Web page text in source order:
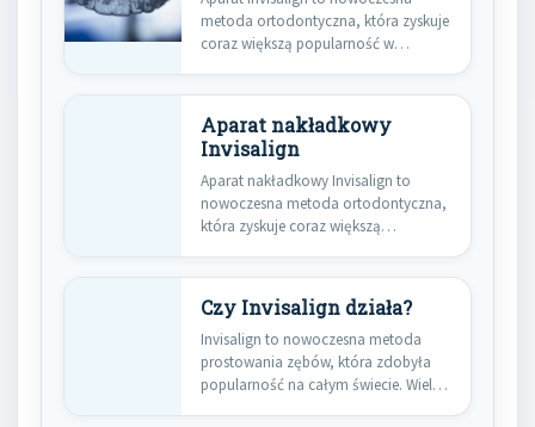
metoda ortodontyczna, która zyskuje
coraz większą popularność w
Aparat nakładkowy
Invisalign
Aparat nakładkowy Invisalign to
nowoczesna metoda ortodontyczna,
która zyskuje coraz większą
Czy Invisalign działa?
Invisalign to nowoczesna metoda
prostowania zębów, która zdobyła
popularność na całym świecie. Wiele